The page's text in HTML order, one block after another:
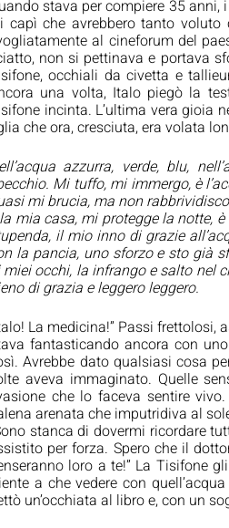
stava per compiere 35
capì che avrebbero tanto
al cineforum del
non si pettinava e portava
occhiali da civetta e
una volta, Italo piegò la
incinta. L’ultima vera gioia
che ora, cresciuta, era volata
azzurra, verde, blu,
Mi tuffo, mi immergo, è
mi brucia, ma non
mia casa, mi protegge la notte,
il mio inno di grazie
la pancia, uno sforzo e sto già
miei occhi, la infrango e salto nel
di grazia e leggero leggero.
La medicina!” Passi
fantasticando ancora con
Avrebbe dato qualsiasi cosa
aveva immaginato. Quelle
che lo faceva sentire
arenata che imputridiva al
stanca di dovermi ricordare
per forza. Spero che il
loro a te!” La Tisifone
a che vedere con
un’occhiata al libro e, con un